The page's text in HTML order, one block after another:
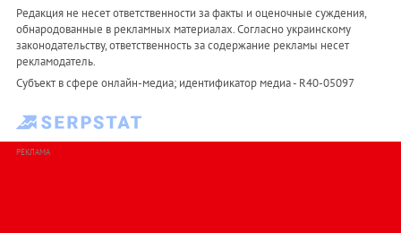
Редакция не несет ответственности за факты и оценочные суждения,
обнародованные в рекламных материалах. Согласно украинскому
законодательству, ответственность за содержание рекламы несет
рекламодатель.
Субъект в сфере онлайн-медиа; идентификатор медиа - R40-05097
РЕКЛАМА